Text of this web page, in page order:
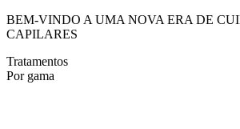
BEM-VINDO A UMA NOVA ERA DE
CAPILARES
Tratamentos
Por gama